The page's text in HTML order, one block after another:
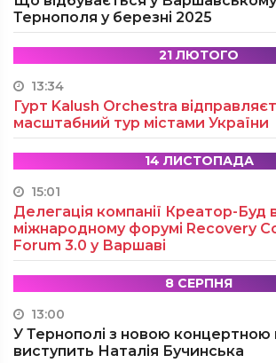
Тернополя у березні 2025
21 ЛЮТОГО
13:34
Гурт Kalush Orchestra
масштабний тур містами України
14 ЛИСТОПАДА
15:01
Делегація компанії Креатор-Буд
міжнародному форумі Recovery
Forum 3.0 у Варшаві
8 СЕРПНЯ
13:00
У Тернополі з новою
виступить Наталія Бучинська